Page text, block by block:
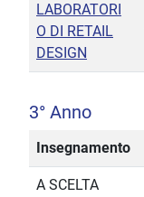
LABORATORI
O DI RETAIL
DESIGN
3° Anno
Insegnamento
A SCELTA